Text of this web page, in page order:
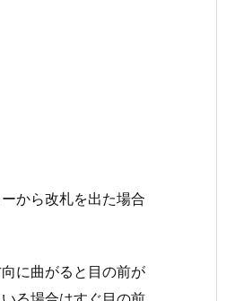
から改札を出た場合
に曲がると目の前が